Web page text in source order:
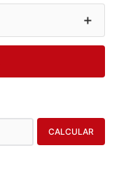
＋